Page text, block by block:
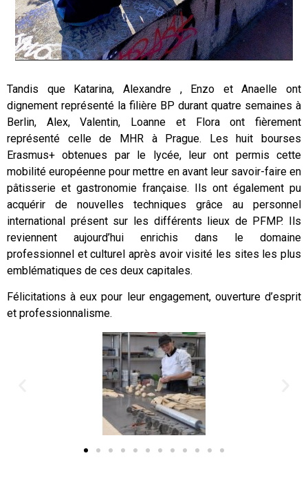
Tandis que Katarina, Alexandre , Enzo et Anaelle ont
dignement représenté la filière BP durant quatre semaines à
Berlin, Alex, Valentin, Loanne et Flora ont fièrement
représenté celle de MHR à Prague. Les huit bourses
Erasmus+ obtenues par le lycée, leur ont permis cette
mobilité européenne pour mettre en avant leur savoir-faire en
pâtisserie et gastronomie française. Ils ont également pu
acquérir de nouvelles techniques grâce au personnel
international présent sur les différents lieux de PFMP. Ils
reviennent aujourd’hui enrichis dans le domaine
professionnel et culturel après avoir visité les sites les plus
emblématiques de ces deux capitales.
Félicitations à eux pour leur engagement, ouverture d’esprit
et professionnalisme.